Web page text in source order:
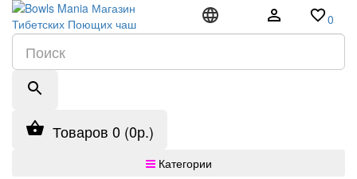
0
Товаров 0 (0р.)
Категории